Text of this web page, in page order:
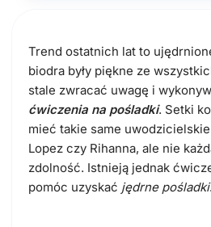
Trend ostatnich lat to
biodra były piękne ze
stale zwracać uwagę i
ćwiczenia na pośladki. Setki
mieć takie same
Lopez czy Rihanna, ale nie
zdolność. Istnieją jednak
pomóc uzyskać jędrne pośladki.